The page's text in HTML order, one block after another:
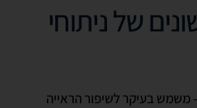
של ניתוחי
– משמש בעיקר לשיפור הראייה